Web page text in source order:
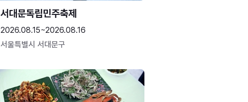
서대문독립민주축제
2026.08.15~2026.08.16
서울특별시 서대문구